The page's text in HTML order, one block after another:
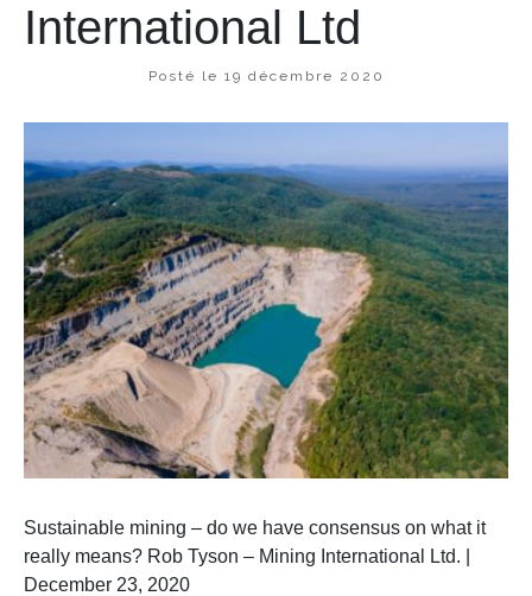
International Ltd
Posté le 19 décembre 2020
Sustainable mining – do we have consensus on what it
really means? Rob Tyson – Mining International Ltd. |
December 23, 2020